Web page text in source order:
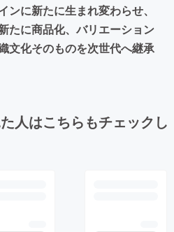
に新たに生まれ変わらせ、
たに商品化、バリエーション
文化そのものを次世代へ継承
人はこちらもチェックし